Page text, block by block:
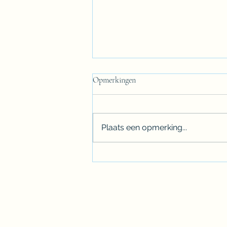
Opmerkingen
Plaats een opmerking...